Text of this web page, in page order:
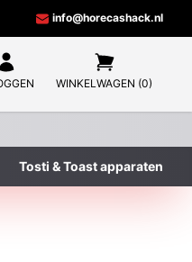
info@horecashack.nl
WINKELWAGEN (0)
Tosti & Toast apparaten